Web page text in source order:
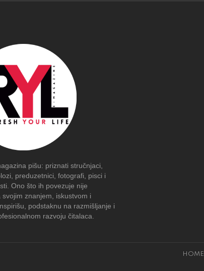
pišu: priznati stručnjaci,
preduzetnici, fotografi, pisci i
Ono što ih povezuje nije
znanjem, iskustvom i
podstaknu na razmišljanje i
razvoju čitalaca.
HOME